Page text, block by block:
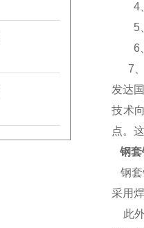
4、
5、
6、
7、
发达
技术
点。
钢套
钢套
采用
此外